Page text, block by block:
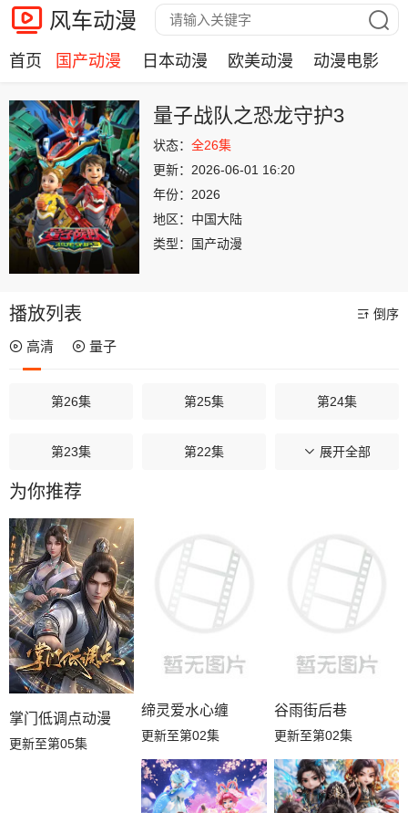
风车动漫
首页 国产动漫 日本动漫 欧美动漫 动漫电影
量子战队之恐龙守护3
状态： 全26集
更新： 2026-06-01 16:20
年份： 2026
地区： 中国大陆
类型：
国产动漫
播放列表 倒序
高清 量子
第26集 第25集 第24集
第23集 第22集 第21集
第20集
第17集
第14集 第13集 第12集
第11集 第10集 第09集
第07集 第06集
第05集
第01集
展开全部
为你推荐
掌门低调点动漫
更新至第05集
缔灵爱水心缠
更新至第02集
谷雨街后巷
更新至第02集